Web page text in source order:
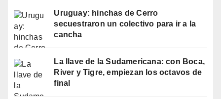
Uruguay: hinchas de Cerro
secuestraron un colectivo para ir a la
cancha
La llave de la Sudamericana: con Boca,
River y Tigre, empiezan los octavos de
final